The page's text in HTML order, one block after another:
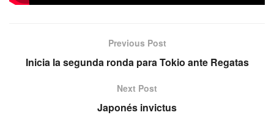
Previous Post
Inicia la segunda ronda para Tokio ante Regatas
Next Post
Japonés invictus